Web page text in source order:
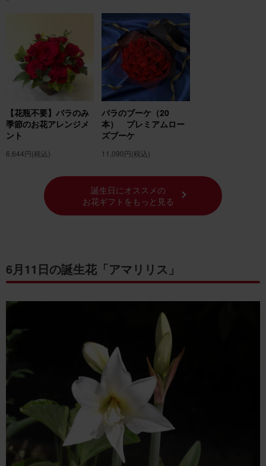
【花瓶不要】バラのみ
季節のお花アレンジメ
ント
6,644円(税込)
バラのブーケ（20
本） プレミアムロー
ズブーケ
11,090円(税込)
誕生日にオススメの
お花ギフトをもっと見る
6月11日の誕生花「アマリリス」